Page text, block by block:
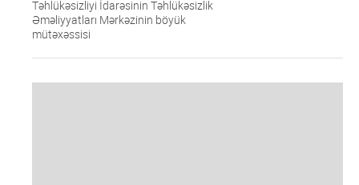
Təhlükəsizliyi İdarəsinin Təhlükəsizlik
Əməliyyatları Mərkəzinin böyük
mütəxəssisi